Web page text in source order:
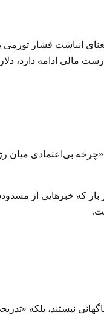
یافته، اما دلار تنها ۱۳ درصد رشد کرده بود. این شکاف به
مالی ادامه دارد،
بی‌اعتمادی میان
که خبرهایی از
نیستند، بلکه